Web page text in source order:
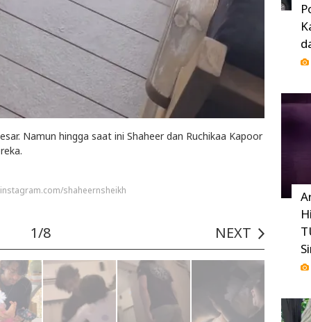
Namun hingga saat ini Shaheer dan Ruchikaa Kapoor
shaheernsheikh
1/8 NEXT